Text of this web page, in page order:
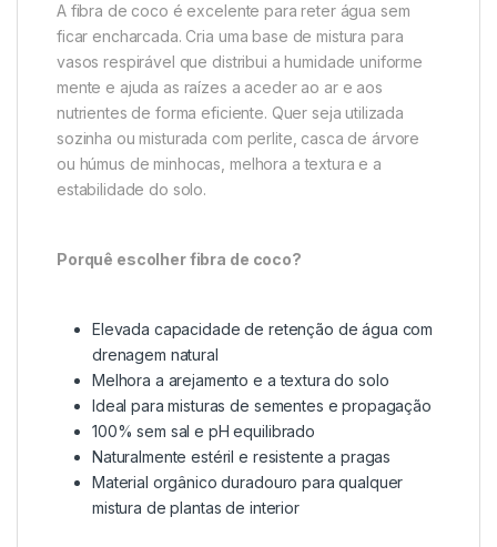
A fibra de coco é excelente para reter água sem
ficar encharcada. Cria uma base de mistura para
vasos respirável que distribui a humidade uniforme
mente e ajuda as raízes a aceder ao ar e aos
nutrientes de forma eficiente. Quer seja utilizada
sozinha ou misturada com perlite, casca de árvore
ou húmus de minhocas, melhora a textura e a
estabilidade do solo.
Porquê escolher fibra de coco?
Elevada capacidade de retenção de água com
drenagem natural
Melhora a arejamento e a textura do solo
Ideal para misturas de sementes e propagação
100% sem sal e pH equilibrado
Naturalmente estéril e resistente a pragas
Material orgânico duradouro para qualquer
mistura de plantas de interior